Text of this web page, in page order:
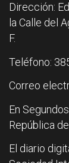
Dirección:
la Calle del
F.
Teléfono:
Correo
En
República
El diario